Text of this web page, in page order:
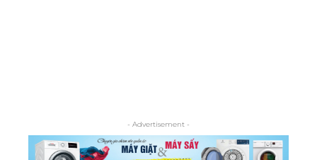
- Advertisement -